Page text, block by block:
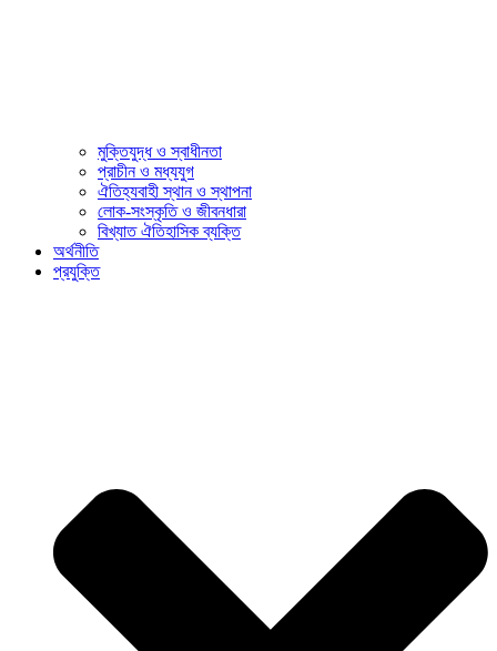
মুক্তিযুদ্ধ ও স্বাধীনতা
প্রাচীন ও মধ্যযুগ
ঐতিহ্যবাহী স্থান ও স্থাপনা
লোক-সংস্কৃতি ও জীবনধারা
বিখ্যাত ঐতিহাসিক ব্যক্তি
অর্থনীতি
প্রযুক্তি